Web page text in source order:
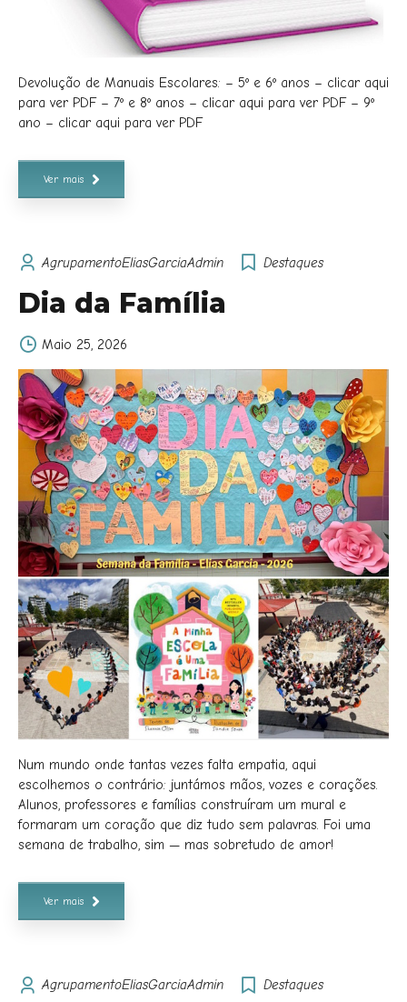
Devolução de Manuais Escolares: – 5º e 6º anos – clicar aqui
para ver PDF – 7º e 8º anos – clicar aqui para ver PDF – 9º
ano – clicar aqui para ver PDF
Ver mais
AgrupamentoEliasGarciaAdmin Destaques
Dia da Família
Maio 25, 2026
Num mundo onde tantas vezes falta empatia, aqui
escolhemos o contrário: juntámos mãos, vozes e corações.
Alunos, professores e famílias construíram um mural e
formaram um coração que diz tudo sem palavras. Foi uma
semana de trabalho, sim — mas sobretudo de amor!
Ver mais
AgrupamentoEliasGarciaAdmin Destaques